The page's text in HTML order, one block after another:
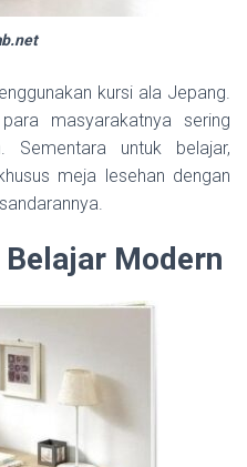
kursi ala Jepang.
masyarakatnya sering
Sementara untuk belajar,
meja lesehan dengan
Belajar Modern